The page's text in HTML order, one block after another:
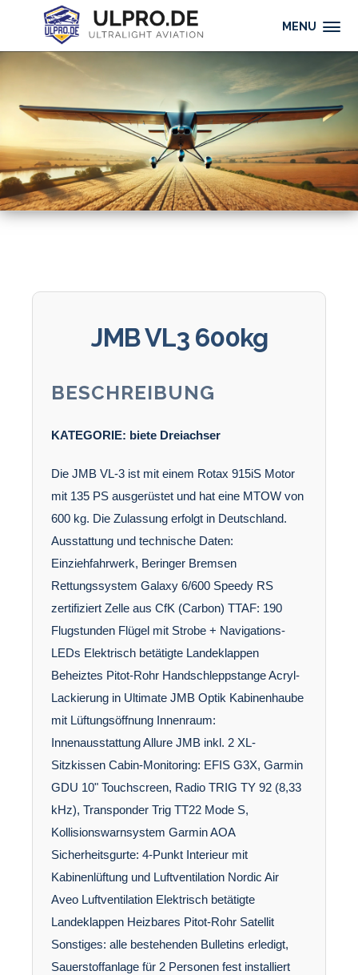
MENU
JMB VL3 600kg
BESCHREIBUNG
KATEGORIE: biete Dreiachser
Die JMB VL-3 ist mit einem Rotax 915iS Motor
mit 135 PS ausgerüstet und hat eine MTOW von
600 kg. Die Zulassung erfolgt in Deutschland.
Ausstattung und technische Daten:
Einziehfahrwerk, Beringer Bremsen
Rettungssystem Galaxy 6/600 Speedy RS
zertifiziert Zelle aus CfK (Carbon) TTAF: 190
Flugstunden Flügel mit Strobe + Navigations-
LEDs Elektrisch betätigte Landeklappen
Beheiztes Pitot-Rohr Handschleppstange Acryl-
Lackierung in Ultimate JMB Optik Kabinenhaube
mit Lüftungsöffnung Innenraum:
Innenausstattung Allure JMB inkl. 2 XL-
Sitzkissen Cabin-Monitoring: EFIS G3X, Garmin
GDU 10" Touchscreen, Radio TRIG TY 92 (8,33
kHz), Transponder Trig TT22 Mode S,
Kollisionswarnsystem Garmin AOA
Sicherheitsgurte: 4-Punkt Interieur mit
Kabinenlüftung und Luftventilation Nordic Air
Aveo Luftventilation Elektrisch betätigte
Landeklappen Heizbares Pitot-Rohr Satellit
Sonstiges: alle bestehenden Bulletins erledigt,
Sauerstoffanlage für 2 Personen fest installiert